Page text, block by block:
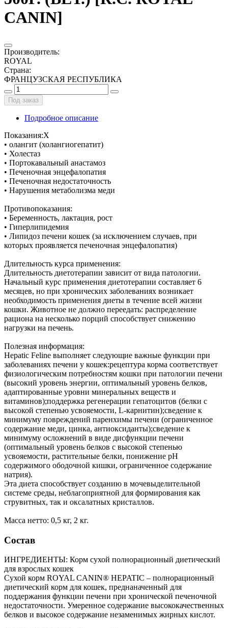
CANIN]
Производитель:
ROYAL
Страна:
ФРАНЦУЗСКАЯ РЕСПУБЛИКА
Под заказ
Подробное описание
Показания:Х
• олангит (холангиогепатит)
• Холестаз
• Портокавальный анастамоз
• Печеночная энцефалопатия
• Печеночная недостаточность
• Нарушения метаболизма меди
Противопоказания:
• Беременность, лактация, рост
• Гиперлипидемия
• Липидоз печени кошек (за исключением случаев, при
которых проявляется печеночная энцефалопатия)
Длительность курса применения:
Длительность диетотерапии зависит от вида патологии.
Начальный курс применения диетотерапии составляет 6
месяцев, но при хронических заболеваниях возникает
необходимость применения диеты в течение всей жизни
кошки. Животное не должно переедать: распределение
рациона на несколько порций способствует снижению
нагрузки на печень.
Полезная информация:
Hepatic Feline выполняет следующие важные функции при
заболеваниях печени у кошек:рецептура корма соответствует
физиологическим потребностям кошки при патологии печени
(высокий уровень энергии, оптимальный уровень белков,
адаптированные уровни минеральных веществ и
витаминов);поддержка регенерации гепатоцитов (белки с
высокой степенью усвояемости, L-карнитин);сведение к
минимуму повреждений паренхимы печени (ограниченное
содержание меди, цинка, антиоксиданты);сведение к
минимуму осложнений в виде дисфункции печени
(оптимальный уровень белков с высокой степенью
усвояемости, растительные белки, понижение pH
содержимого ободочной кишки, ограниченное содержание
натрия).
Эта диета способствует созданию в мочевыделительной
системе среды, неблагоприятной для формирования как
струвитных, так и оксалатных кристаллов.
Масса нетто: 0,5 кг, 2 кг.
Состав
ИНГРЕДИЕНТЫ: Корм сухой полнорационный диетический
для взрослых кошек
Сухой корм ROYAL CANIN® HEPATIC – полнорационный
диетический корм для кошек, преднаначенный для
поддержания функции печени при хронической печеночной
недостаточности. Умеренное содержание высококачественных
белков и высокое содержание незаменимых жирных кислот.